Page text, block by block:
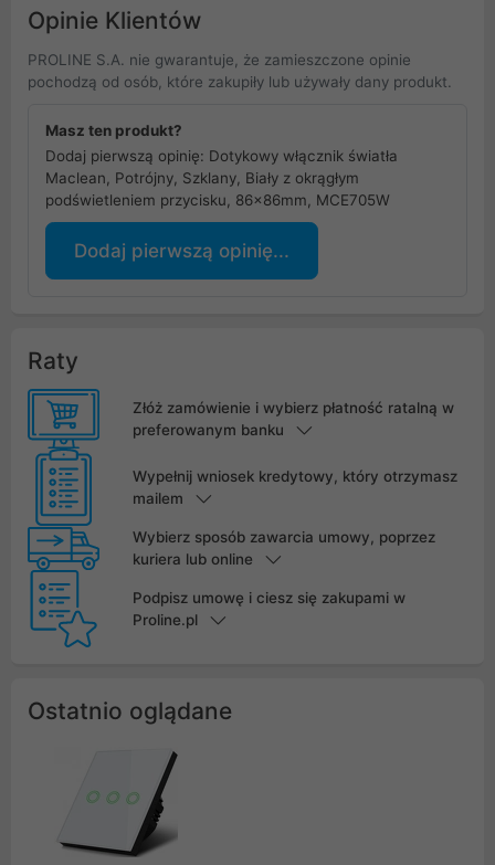
Opinie Klientów
PROLINE S.A. nie gwarantuje, że zamieszczone opinie
pochodzą od osób, które zakupiły lub używały dany produkt.
Masz ten produkt?
Dodaj pierwszą opinię: Dotykowy włącznik światła
Maclean, Potrójny, Szklany, Biały z okrągłym
podświetleniem przycisku, 86x86mm, MCE705W
Dodaj pierwszą opinię...
Raty
Złóż zamówienie i wybierz płatność ratalną w
preferowanym banku
Wypełnij wniosek kredytowy, który otrzymasz
mailem
Wybierz sposób zawarcia umowy, poprzez
kuriera lub online
Podpisz umowę i ciesz się zakupami w
Proline.pl
Ostatnio oglądane